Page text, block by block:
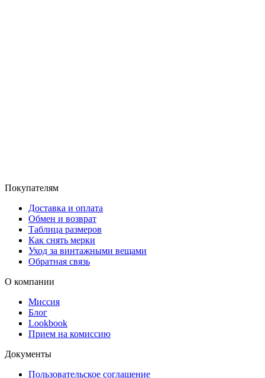
Покупателям
Доставка и оплата
Обмен и возврат
Таблица размеров
Как снять мерки
Уход за винтажными вещами
Обратная связь
О компании
Миссия
Блог
Lookbook
Прием на комиссию
Документы
Пользовательское соглашение